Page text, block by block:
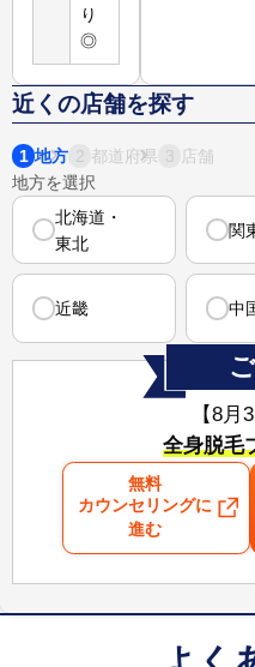
り
◎
近くの店舗を探す
1 地方 2 都道府県 3 店舗
地方を選択
北海道・
東北
関
近畿 中
【8月
全身脱毛
無料
カウンセリングに
進む